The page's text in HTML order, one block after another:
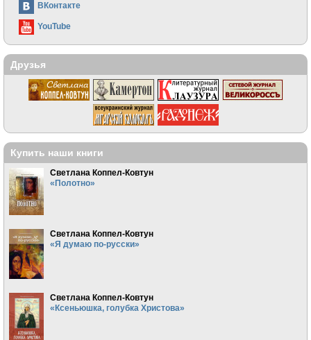
ВКонтакте
YouTube
Друзья
Купить наши книги
Светлана Коппел-Ковтун
«Полотно»
Светлана Коппел-Ковтун
«Я думаю по-русски»
Светлана Коппел-Ковтун
«Ксеньюшка, голубка Христова»